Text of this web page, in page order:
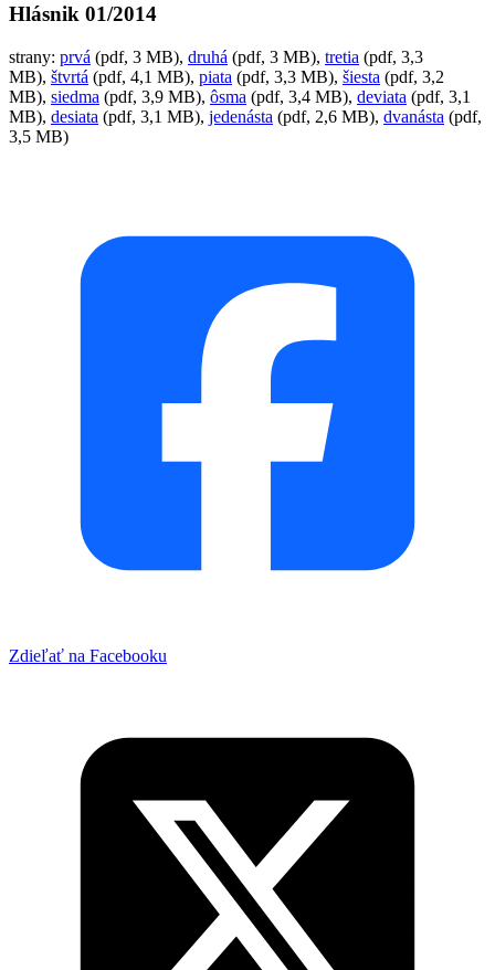
Hlásnik 01/2014
strany: prvá (pdf, 3 MB), druhá (pdf, 3 MB), tretia (pdf, 3,3
MB), štvrtá (pdf, 4,1 MB), piata (pdf, 3,3 MB), šiesta (pdf, 3,2
MB), siedma (pdf, 3,9 MB), ôsma (pdf, 3,4 MB), deviata (pdf, 3,1
MB), desiata (pdf, 3,1 MB), jedenásta (pdf, 2,6 MB), dvanásta (pdf,
3,5 MB)
Zdieľať na Facebooku